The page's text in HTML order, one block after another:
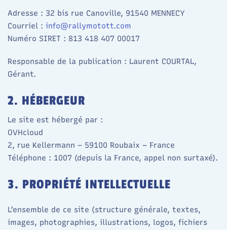
Adresse : 32 bis rue Canoville, 91540 MENNECY
Courriel : info@rallymotott.com
Numéro SIRET : 813 418 407 00017
Responsable de la publication : Laurent COURTAL,
Gérant.
2. HÉBERGEUR
Le site est hébergé par :
OVHcloud
2, rue Kellermann – 59100 Roubaix – France
Téléphone : 1007 (depuis la France, appel non surtaxé).
3. PROPRIÉTÉ INTELLECTUELLE
L’ensemble de ce site (structure générale, textes,
images, photographies, illustrations, logos, fichiers